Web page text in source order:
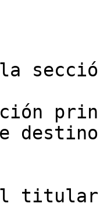
la
titular